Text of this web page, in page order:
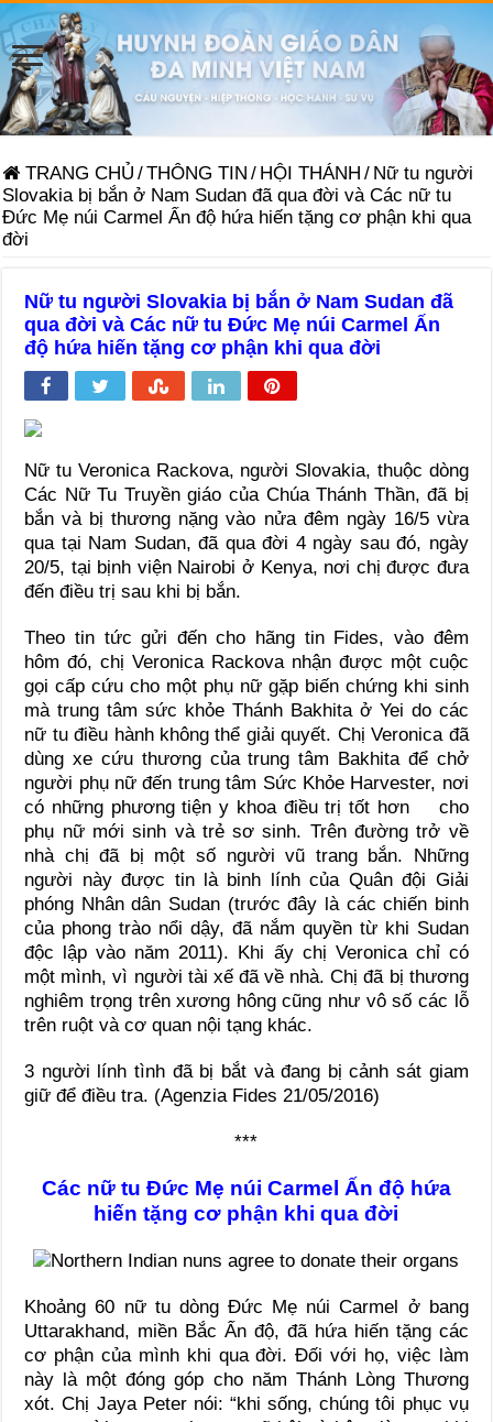
TRANG CHỦ /THÔNG TIN / HỘI THÁNH / Nữ tu người
Slovakia bị bắn ở Nam Sudan đã qua đời và Các nữ tu
Đức Mẹ núi Carmel Ấn độ hứa hiến tặng cơ phận khi qua
đời
Nữ tu người Slovakia bị bắn ở Nam Sudan đã
qua đời và Các nữ tu Đức Mẹ núi Carmel Ấn
độ hứa hiến tặng cơ phận khi qua đời
Nữ tu Veronica Rackova, người Slovakia, thuộc dòng
Các Nữ Tu Truyền giáo của Chúa Thánh Thần, đã bị
bắn và bị thương nặng vào nửa đêm ngày 16/5 vừa
qua tại Nam Sudan, đã qua đời 4 ngày sau đó, ngày
20/5, tại bịnh viện Nairobi ở Kenya, nơi chị được đưa
đến điều trị sau khi bị bắn.
Theo tin tức gửi đến cho hãng tin Fides, vào đêm
hôm đó, chị Veronica Rackova nhận được một cuộc
gọi cấp cứu cho một phụ nữ gặp biến chứng khi sinh
mà trung tâm sức khỏe Thánh Bakhita ở Yei do các
nữ tu điều hành không thể giải quyết. Chị Veronica đã
dùng xe cứu thương của trung tâm Bakhita để chở
người phụ nữ đến trung tâm Sức Khỏe Harvester, nơi
có những phương tiện y khoa điều trị tốt hơn cho
phụ nữ mới sinh và trẻ sơ sinh. Trên đường trở về
nhà chị đã bị một số người vũ trang bắn. Những
người này được tin là binh lính của Quân đội Giải
phóng Nhân dân Sudan (trước đây là các chiến binh
của phong trào nổi dậy, đã nắm quyền từ khi Sudan
độc lập vào năm 2011). Khi ấy chị Veronica chỉ có
một mình, vì người tài xế đã về nhà. Chị đã bị thương
nghiêm trọng trên xương hông cũng như vô số các lỗ
trên ruột và cơ quan nội tạng khác.
3 người lính tình đã bị bắt và đang bị cảnh sát giam
giữ để điều tra. (Agenzia Fides 21/05/2016)
***
Các nữ tu Đức Mẹ núi Carmel Ấn độ hứa
hiến tặng cơ phận khi qua đời
Khoảng 60 nữ tu dòng Đức Mẹ núi Carmel ở bang
Uttarakhand, miền Bắc Ấn độ, đã hứa hiến tặng các
cơ phận của mình khi qua đời. Đối với họ, việc làm
này là một đóng góp cho năm Thánh Lòng Thương
xót. Chị Jaya Peter nói: “khi sống, chúng tôi phục vụ